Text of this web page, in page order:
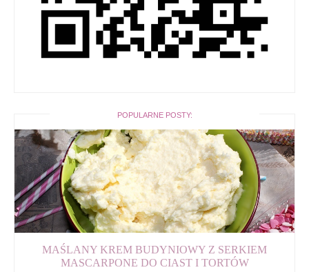
POPULARNE POSTY:
MAŚLANY KREM BUDYNIOWY Z SERKIEM
MASCARPONE DO CIAST I TORTÓW